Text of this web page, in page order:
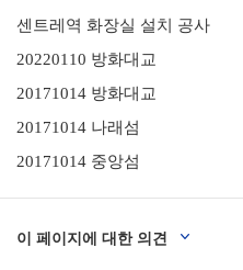
센트레역 화장실 설치 공사
20220110 방화대교
20171014 방화대교
20171014 나래섬
20171014 중앙섬
이 페이지에 대한 의견